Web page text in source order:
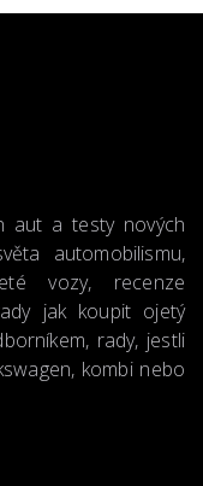
aut a testy nových
automobilismu,
vozy, recenze
jak koupit ojetý
rady, jestli
kombi nebo